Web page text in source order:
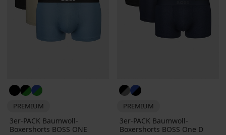
PREMIUM
3er-PACK Baumwoll-
Boxershorts BOSS ONE
PREMIUM
3er-PACK Baumwoll-
Boxershorts BOSS One D